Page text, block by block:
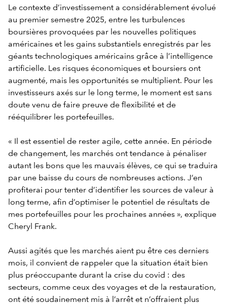
Le contexte d’investissement a considérablement évolué
au premier semestre 2025, entre les turbulences
boursières provoquées par les nouvelles politiques
américaines et les gains substantiels enregistrés par les
géants technologiques américains grâce à l’intelligence
artificielle. Les risques économiques et boursiers ont
augmenté, mais les opportunités se multiplient. Pour les
investisseurs axés sur le long terme, le moment est sans
doute venu de faire preuve de flexibilité et de
rééquilibrer les portefeuilles.
« Il est essentiel de rester agile, cette année. En période
de changement, les marchés ont tendance à pénaliser
autant les bons que les mauvais élèves, ce qui se traduira
par une baisse du cours de nombreuses actions. J’en
profiterai pour tenter d’identifier les sources de valeur à
long terme, afin d’optimiser le potentiel de résultats de
mes portefeuilles pour les prochaines années », explique
Cheryl Frank.
Aussi agités que les marchés aient pu être ces derniers
mois, il convient de rappeler que la situation était bien
plus préoccupante durant la crise du covid : des
secteurs, comme ceux des voyages et de la restauration,
ont été soudainement mis à l’arrêt et n’offraient plus